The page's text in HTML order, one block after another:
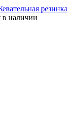
резинка
в наличии